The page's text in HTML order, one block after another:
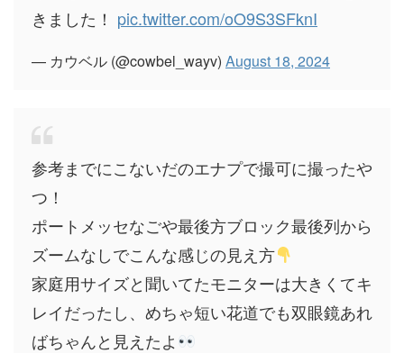
きました！ pic.twitter.com/oO9S3SFknI
— カウベル (@cowbel_wayv) August 18, 2024
参考までにこないだのエナプで撮可に撮ったや
つ！
ポートメッセなごや最後方ブロック最後列から
ズームなしでこんな感じの見え方
家庭用サイズと聞いてたモニターは大きくてキ
レイだったし、めちゃ短い花道でも双眼鏡あれ
ばちゃんと見えたよ